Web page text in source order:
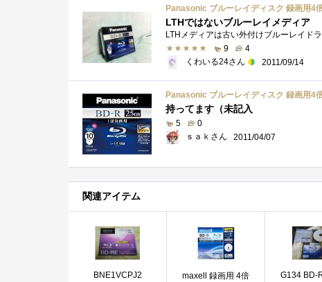
Panasonic ブルーレイディスク 録画用4
LTHではないブルーレイメディア
9
4
くわいる24さん
2011/09/14
Panasonic ブルーレイディスク 録画用4
持ってます（未記入
5
0
ｓａｋさん
2011/04/07
関連アイテム
BNE1VCPJ2
maxell 録画用 4倍
G134 BD-